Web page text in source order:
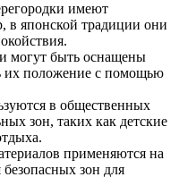
имеют
в японской традиции они
могут быть оснащены
их положение с помощью
в общественных
зон, таких как детские
применяются на
зон для